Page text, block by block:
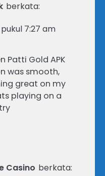
berkata:
7:27 am
Patti Gold APK
was smooth,
great on my
playing on a
Casino berkata: